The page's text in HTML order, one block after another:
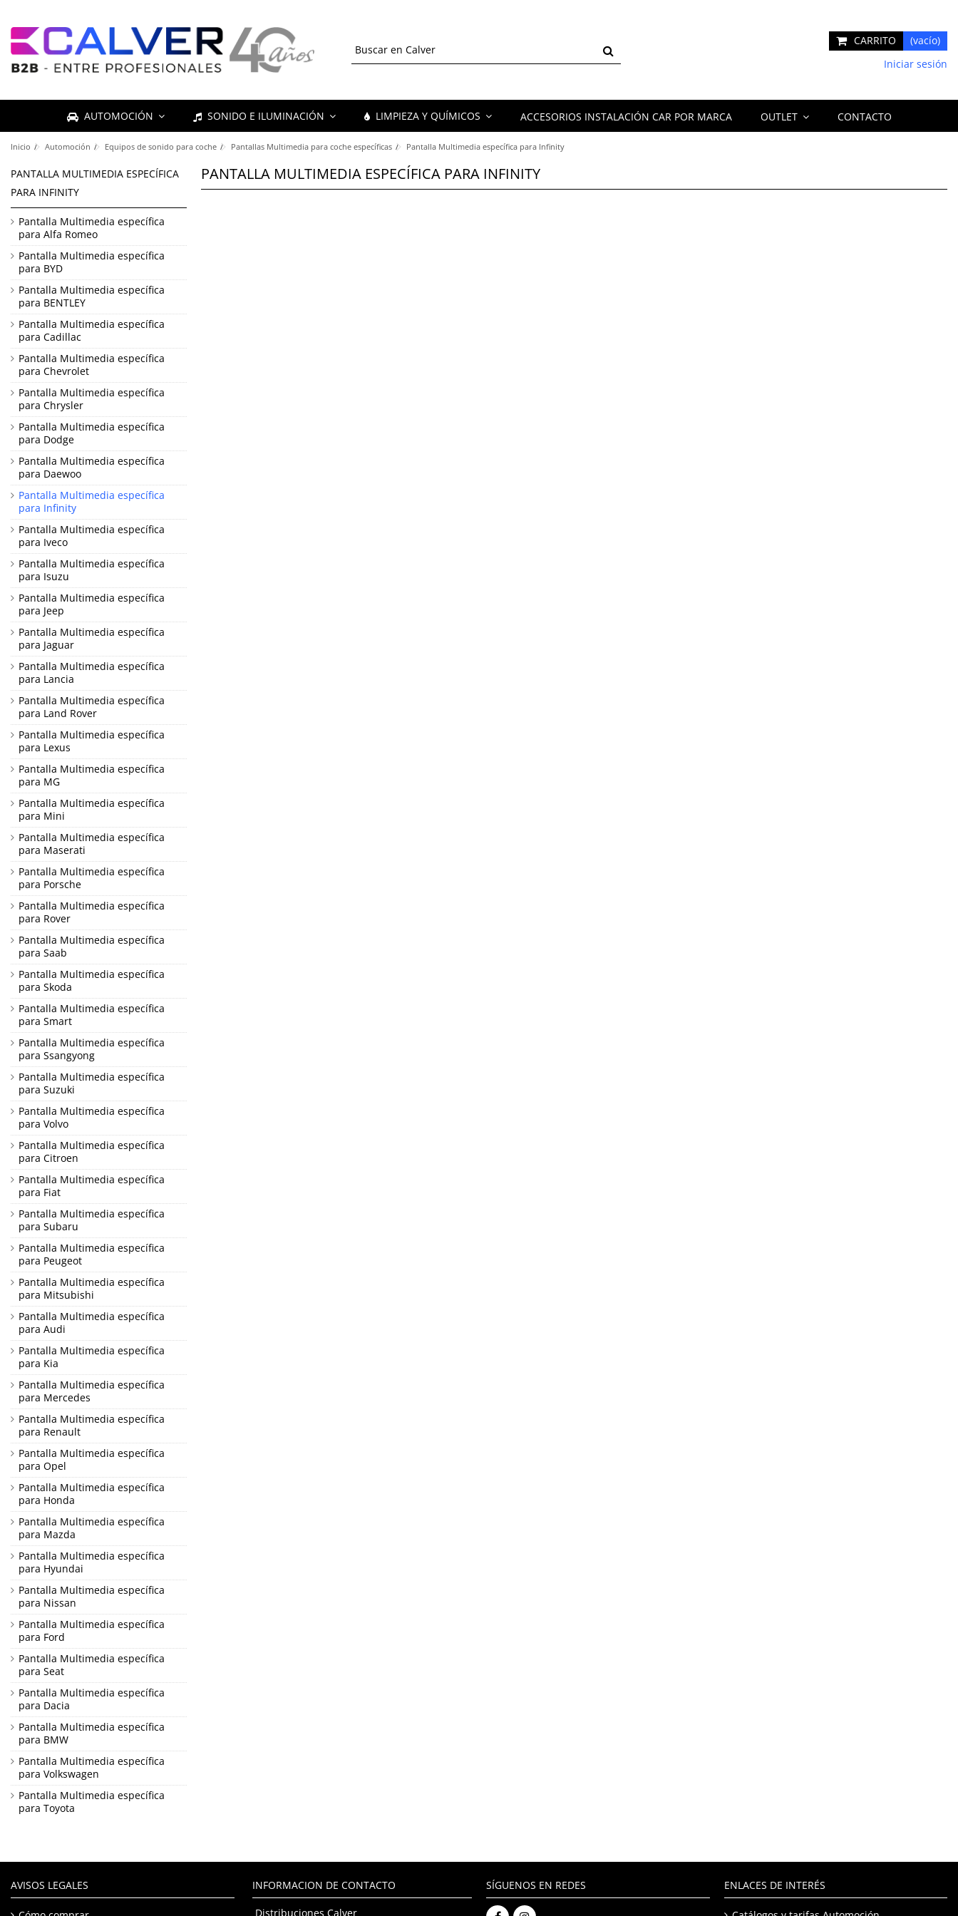
CARRITO
(vacío)
Iniciar sesión
AUTOMOCIÓN SONIDO E ILUMINACIÓN LIMPIEZA Y QUÍMICOS ACCESORIOS INSTALACIÓN CAR POR MARCA OUTLET CONTACTO
Inicio Automoción Equipos de sonido para coche Pantallas Multimedia para coche específicas Pantalla Multimedia específica para Infinity
PANTALLA MULTIMEDIA ESPECÍFICA PARA INFINITY
PANTALLA MULTIMEDIA ESPECÍFICA
PARA INFINITY
Pantalla Multimedia específica
para Alfa Romeo
Pantalla Multimedia específica
para BYD
Pantalla Multimedia específica
para BENTLEY
Pantalla Multimedia específica
para Cadillac
Pantalla Multimedia específica
para Chevrolet
Pantalla Multimedia específica
para Chrysler
Pantalla Multimedia específica
para Dodge
Pantalla Multimedia específica
para Daewoo
Pantalla Multimedia específica
para Infinity
Pantalla Multimedia específica
para Iveco
Pantalla Multimedia específica
para Isuzu
Pantalla Multimedia específica
para Jeep
Pantalla Multimedia específica
para Jaguar
Pantalla Multimedia específica
para Lancia
Pantalla Multimedia específica
para Land Rover
Pantalla Multimedia específica
para Lexus
Pantalla Multimedia específica
para MG
Pantalla Multimedia específica
para Mini
Pantalla Multimedia específica
para Maserati
Pantalla Multimedia específica
para Porsche
Pantalla Multimedia específica
para Rover
Pantalla Multimedia específica
para Saab
Pantalla Multimedia específica
para Skoda
Pantalla Multimedia específica
para Smart
Pantalla Multimedia específica
para Ssangyong
Pantalla Multimedia específica
para Suzuki
Pantalla Multimedia específica
para Volvo
Pantalla Multimedia específica
para Citroen
Pantalla Multimedia específica
para Fiat
Pantalla Multimedia específica
para Subaru
Pantalla Multimedia específica
para Peugeot
Pantalla Multimedia específica
para Mitsubishi
Pantalla Multimedia específica
para Audi
Pantalla Multimedia específica
para Kia
Pantalla Multimedia específica
para Mercedes
Pantalla Multimedia específica
para Renault
Pantalla Multimedia específica
para Opel
Pantalla Multimedia específica
para Honda
Pantalla Multimedia específica
para Mazda
Pantalla Multimedia específica
para Hyundai
Pantalla Multimedia específica
para Nissan
Pantalla Multimedia específica
para Ford
Pantalla Multimedia específica
para Seat
Pantalla Multimedia específica
para Dacia
Pantalla Multimedia específica
para BMW
Pantalla Multimedia específica
para Volkswagen
Pantalla Multimedia específica
para Toyota
AVISOS LEGALES INFORMACION DE CONTACTO
Distribuciones Calver
SÍGUENOS EN REDES ENLACES DE INTERÉS